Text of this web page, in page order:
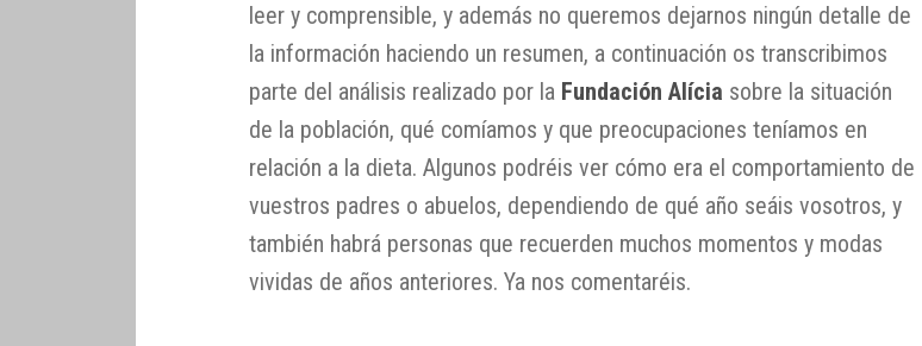
leer y comprensible, y además no queremos dejarnos ningún detalle de
la información haciendo un resumen, a continuación os transcribimos
parte del análisis realizado por la Fundación Alícia sobre la situación
de la población, qué comíamos y que preocupaciones teníamos en
relación a la dieta. Algunos podréis ver cómo era el comportamiento de
vuestros padres o abuelos, dependiendo de qué año seáis vosotros, y
también habrá personas que recuerden muchos momentos y modas
vividas de años anteriores. Ya nos comentaréis.